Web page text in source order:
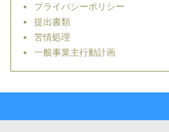
プライバシーポリシー
提出書類
苦情処理
一般事業主行動計画